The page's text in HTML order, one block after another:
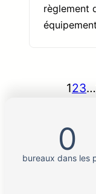
règlement
123…
0
bureaux dans les